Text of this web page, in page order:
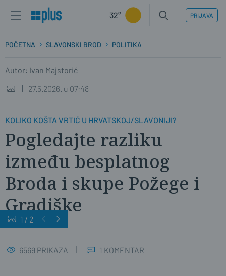
32° PRIJAVA
POČETNA SLAVONSKI BROD POLITIKA
Autor: Ivan Majstorić
27.5.2026. u 07:48
KOLIKO KOŠTA VRTIĆ U HRVATSKOJ/SLAVONIJI?
Pogledajte razliku
između besplatnog
Broda i skupe Požege i
Gradiške
1 / 2
6569 PRIKAZA 1 KOMENTAR